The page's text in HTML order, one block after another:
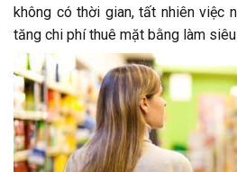
không có thời gian, tất nhiên việc
tăng chi phí thuê mặt bằng làm